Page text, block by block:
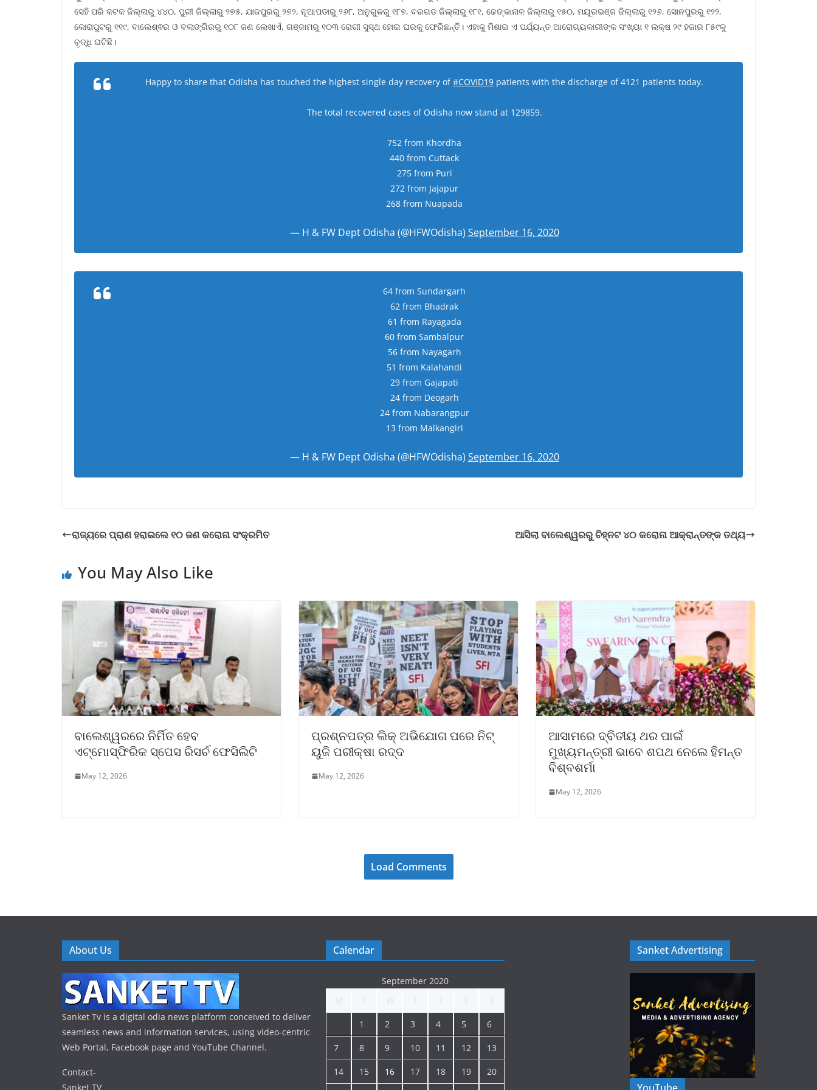
ସେହି ପରି କଟକ ଜିଲ୍ଲାରୁ ୪୪୦, ପୁରୀ ଜିଲ୍ଲାରୁ ୨୭୫, ଯାଜପୁରରୁ ୨୭୨, ନୂଆପଡାରୁ ୨୬୮, ଅନୁଗୁଳରୁ ୧୮୭, ବରଗଡ ଜିଲ୍ଲାରୁ ୧୮୧, ଢେଙ୍କାନାଳ ଜିଲ୍ଲାରୁ ୧୫୦, ମୟୂରଭଞ୍ଜ ଜିଲ୍ଲାରୁ ୧୨୬, ସୋନପୁରରୁ ୧୨୨,
କୋରାପୁଟରୁ ୧୧୯, ବାଲେଶ୍ଵର ଓ ବଲାଙ୍ଗିରରୁ ୧୦୮ ଜଣ ଲେଖାଏଁ, ଗଞ୍ଜାମରୁ ୧୦୩ ରୋଗୀ ସୁସ୍ଥ ହୋଇ ଘରକୁ ଫେରିଛନ୍ତି। ଏହାକୁ ମିଶାଇ ଏ ପର୍ଯ୍ୟନ୍ତ ଆରୋଗ୍ୟକାରୀଙ୍କ ସଂଖ୍ୟା ୧ ଲକ୍ଷ ୨୯ ହଜାର ୮୫୯କୁ
ବୃଦ୍ଧି ଘଟିଛି।
Happy to share that Odisha has touched the highest single day recovery of#COVID19 patients with the discharge of 4121 patients today.
The total recovered cases of Odisha now stand at 129859.
752 from Khordha
440 from Cuttack
275 from Puri
272 from Jajapur
268 from Nuapada
— H & FW Dept Odisha (@HFWOdisha) September 16, 2020
64 from Sundargarh
62 from Bhadrak
61 from Rayagada
60 from Sambalpur
56 from Nayagarh
51 from Kalahandi
29 from Gajapati
24 from Deogarh
24 from Nabarangpur
13 from Malkangiri
— H & FW Dept Odisha (@HFWOdisha) September 16, 2020
ରାଜ୍ୟରେ ପ୍ରାଣ ହରାଇଲେ ୧୦ ଜଣ କରୋନା ସଂକ୍ରମିତ ଆସିଲା ବାଲେଶ୍ୱରରୁ ଚିହ୍ନଟ ୪୦ କରୋନା ଆକ୍ରାନ୍ତଙ୍କ ତଥ୍ୟ
You May Also Like
ବାଲେଶ୍ୱରରେ ନିର୍ମିତ ହେବ
ଏଟ୍ମୋସ୍ଫିରିକ ସ୍ପେସ ରିସର୍ଚ ଫେସିଲିଟି
May 12, 2026
ପ୍ରଶ୍ନପତ୍ର ଲିକ୍ ଅଭିଯୋଗ ପରେ ନିଟ୍
ୟୁଜି ପରୀକ୍ଷା ରଦ୍ଦ
May 12, 2026
ଆସାମରେ ଦ୍ବିତୀୟ ଥର ପାଇଁ
ମୁଖ୍ୟମନ୍ତ୍ରୀ ଭାବେ ଶପଥ ନେଲେ ହିମନ୍ତ
ବିଶ୍ବଶର୍ମା
May 12, 2026
Load Comments
About Us
Sanket Tv is a digital odia news platform conceived to deliver
seamless news and information services, using video-centric
Web Portal, Facebook page and YouTube Channel.
Contact-
Sanket TV
Calendar
September 2020
1 2 3 4 5 6
7 8 9 10 11 12 13
14 15 16 17 18 19 20
Sanket Advertising